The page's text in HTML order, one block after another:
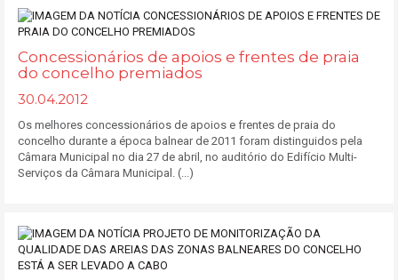
Concessionários de apoios e frentes de praia
do concelho premiados
30.04.2012
Os melhores concessionários de apoios e frentes de praia do
concelho durante a época balnear de 2011 foram distinguidos pela
Câmara Municipal no dia 27 de abril, no auditório do Edifício Multi-
Serviços da Câmara Municipal. (...)